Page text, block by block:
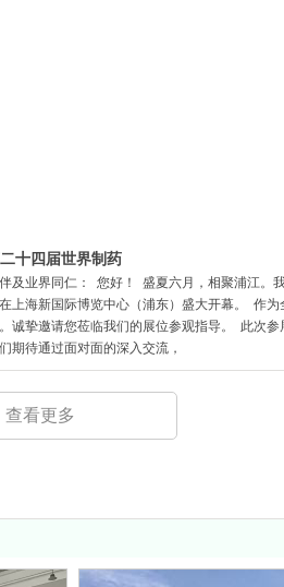
十四届世界制药
及业界同仁： 您好！ 盛夏六月，相聚浦江
上海新国际博览中心（浦东）盛大开幕。 作
诚挚邀请您莅临我们的展位参观指导。 此次
期待通过面对面的深入交流，
查看更多